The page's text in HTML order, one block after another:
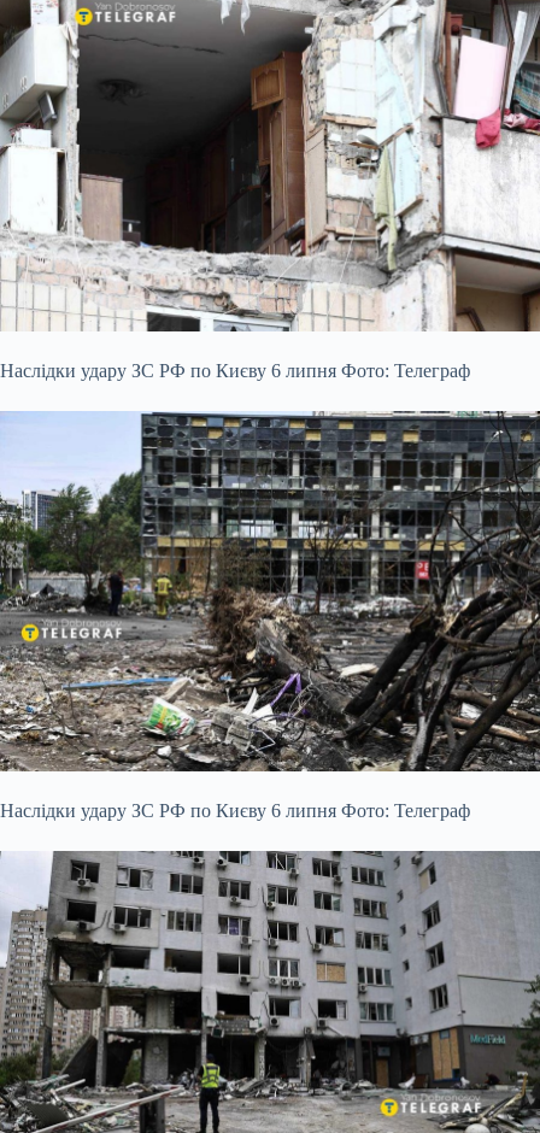
Наслідки удару ЗС РФ по Києву 6 липня Фото: Телеграф
Наслідки удару ЗС РФ по Києву 6 липня Фото: Телеграф